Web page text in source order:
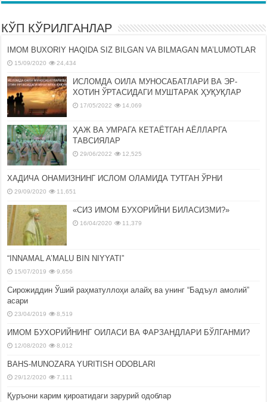
КЎП КЎРИЛГАНЛАР
IMOM BUXORIY HAQIDA SIZ BILGAN VA BILMAGAN MA’LUMOTLAR
15/09/2020 24,434
ИСЛОМДА ОИЛА МУНОСАБАТЛАРИ ВА ЭР-
ХОТИН ЎРТАСИДАГИ МУШТАРАК ҲУҚУҚЛАР
17/05/2022 14,069
ҲАЖ ВА УМРАГА КЕТАЁТГАН АЁЛЛАРГА
ТАВСИЯЛАР
29/06/2022 12,525
ХАДИЧА ОНАМИЗНИНГ ИСЛОМ ОЛАМИДА ТУТГАН ЎРНИ
29/09/2020 11,651
«СИЗ ИМОМ БУХОРИЙНИ БИЛАСИЗМИ?»
16/04/2020 11,379
“INNAMAL A’MALU BIN NIYYATI”
15/07/2019 9,656
Сирожиддин Ўший раҳматуллоҳи алайҳ ва унинг “Бадъул амолий”
асари
23/04/2019 8,519
ИМОМ БУХОРИЙНИНГ ОИЛАСИ ВА ФАРЗАНДЛАРИ БЎЛГАНМИ?
12/08/2020 8,012
BAHS-MUNOZARA YURITISH ODOBLARI
29/12/2020 7,111
Қуръони карим қироатидаги зарурий одоблар